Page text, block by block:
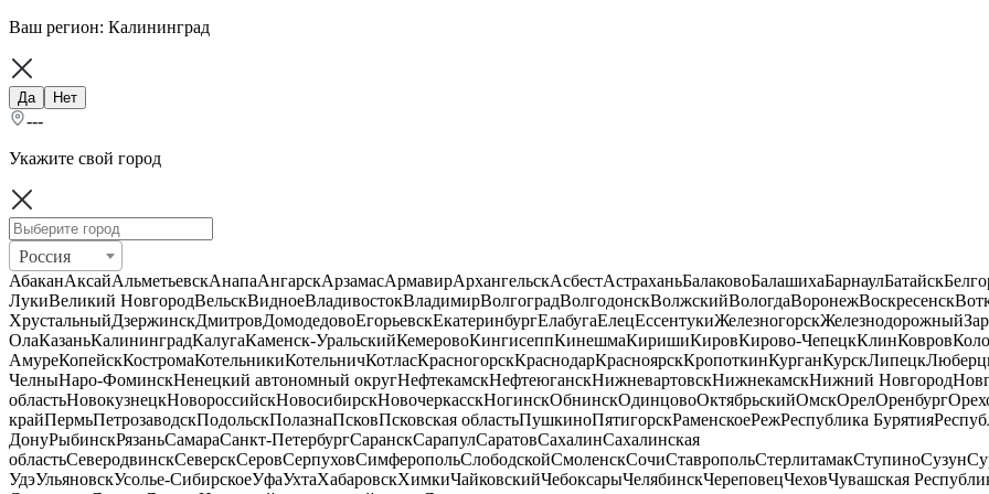
Ваш регион: Калининград
Да Нет
---
Укажите свой город
Россия
АбаканАксайАльметьевскАнапаАнгарскАрзамасАрмавирАрхангельскАсбестАстраханьБалаковоБалашихаБарнаулБатайск
ЛукиВеликий НовгородВельскВидноеВладивостокВладимирВолгоградВолгодонскВолжскийВологдаВоронежВоскресенск
ХрустальныйДзержинскДмитровДомодедовоЕгорьевскЕкатеринбургЕлабугаЕлецЕссентукиЖелезногорскЖелезнодорожный
ОлаКазаньКалининградКалугаКаменск-УральскийКемеровоКингисеппКинешмаКиришиКировКирово-ЧепецкКлинКовров
АмуреКопейскКостромаКотельникиКотельничКотласКрасногорскКраснодарКрасноярскКропоткинКурганКурскЛипецк
ЧелныНаро-ФоминскНенецкий автономный округНефтекамскНефтеюганскНижневартовскНижнекамскНижний Новгород
областьНовокузнецкНовороссийскНовосибирскНовочеркасскНогинскОбнинскОдинцовоОктябрьскийОмскОрелОренбург
крайПермьПетрозаводскПодольскПолазнаПсковПсковская областьПушкиноПятигорскРаменскоеРежРеспублика Бурятия
ДонуРыбинскРязаньСамараСанкт-ПетербургСаранскСарапулСаратовСахалинСахалинская
областьСеверодвинскСеверскСеровСерпуховСимферопольСлободскойСмоленскСочиСтавропольСтерлитамакСтупиноСузун
УдэУльяновскУсолье-СибирскоеУфаУхтаХабаровскХимкиЧайковскийЧебоксарыЧелябинскЧереповецЧеховЧувашская